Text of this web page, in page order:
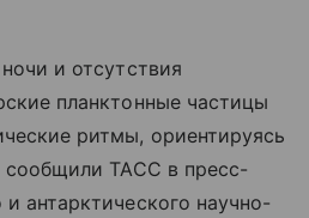
и отсутствия
планктонные частицы
ритмы, ориентируясь
сообщили ТАСС в пресс-
антарктического научно-